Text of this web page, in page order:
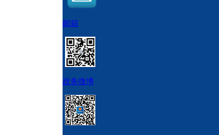
邮箱
政务微博